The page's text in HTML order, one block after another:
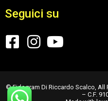
Seguici su
© Eidogram Di Riccardo Scalco, All
– C.F.